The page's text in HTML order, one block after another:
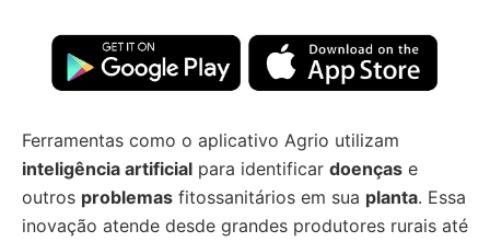
Ferramentas como o aplicativo Agrio utilizam
inteligência artificial para identificar doenças e
outros problemas fitossanitários em sua planta. Essa
inovação atende desde grandes produtores rurais até